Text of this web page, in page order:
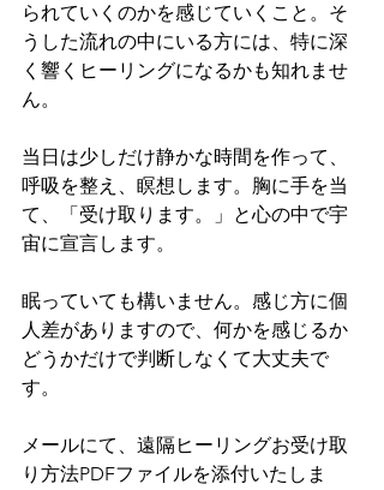
られていくのかを感じていくこと。そ
うした流れの中にいる方には、特に深
く響くヒーリングになるかも知れませ
ん。
当日は少しだけ静かな時間を作って、
呼吸を整え、瞑想します。胸に手を当
て、「受け取ります。」と心の中で宇
宙に宣言します。
眠っていても構いません。感じ方に個
人差がありますので、何かを感じるか
どうかだけで判断しなくて大丈夫で
す。
メールにて、遠隔ヒーリングお受け取
り方法PDFファイルを添付いたしま